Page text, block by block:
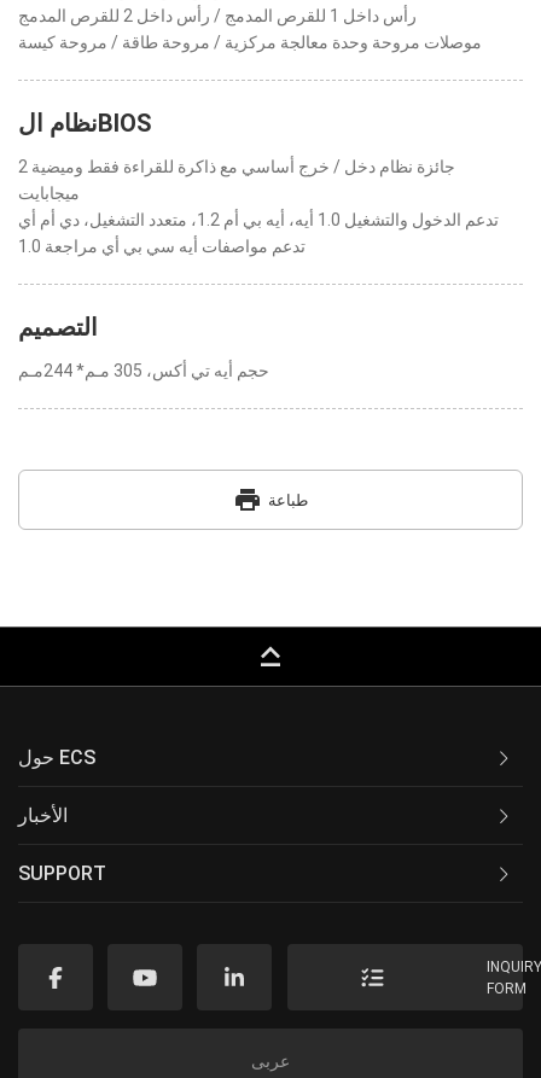
رأس داخل 1 للقرص المدمج / رأس داخل 2 للقرص المدمج
موصلات مروحة وحدة معالجة مركزية / مروحة طاقة / مروحة كيسة
نظام الBIOS
جائزة نظام دخل / خرج أساسي مع ذاكرة للقراءة فقط وميضية 2
ميجابايت
تدعم الدخول والتشغيل 1.0 أيه، أيه بي أم 1.2، متعدد التشغيل، دي أم أي
تدعم مواصفات أيه سي بي أي مراجعة 1.0
التصميم
حجم أيه تي أكس، 305 مـم* 244مـم
print طباعة
keyboard_capslock
حول ECS
الأخبار
SUPPORT
FORM
عربى